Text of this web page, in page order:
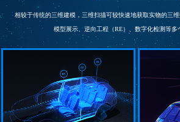
帧扫描区域
300*275mm
相较于传统的三维建模，三维扫描可较快速地获取实物的三
模型展示、逆向工程（RE）、数字化检测等多